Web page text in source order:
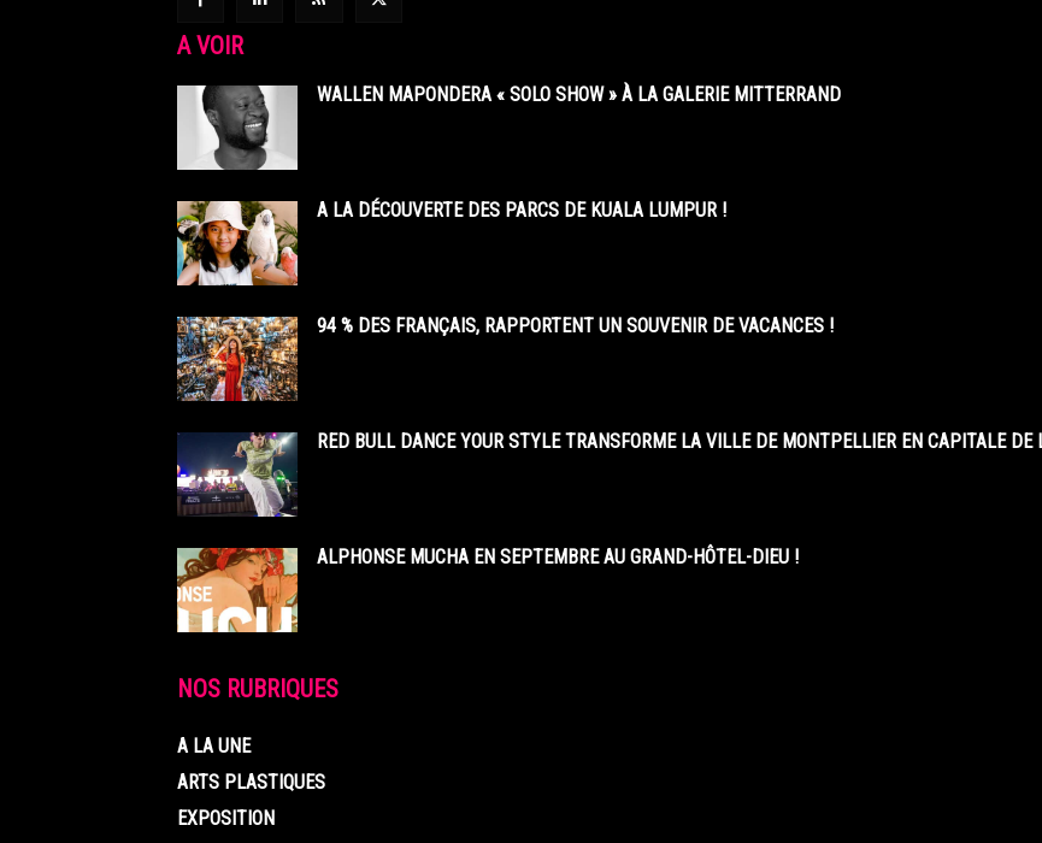
A VOIR
WALLEN MAPONDERA « SOLO SHOW » À LA GALERIE MITTERRAND
A LA DÉCOUVERTE DES PARCS DE KUALA LUMPUR !
94 % DES FRANÇAIS, RAPPORTENT UN SOUVENIR DE VACANCES !
RED BULL DANCE YOUR STYLE TRANSFORME LA VILLE DE MONTPELLIER EN CAPITALE DE
ALPHONSE MUCHA EN SEPTEMBRE AU GRAND-HÔTEL-DIEU !
NOS RUBRIQUES
A LA UNE
ARTS PLASTIQUES
EXPOSITION